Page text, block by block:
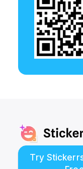
Try